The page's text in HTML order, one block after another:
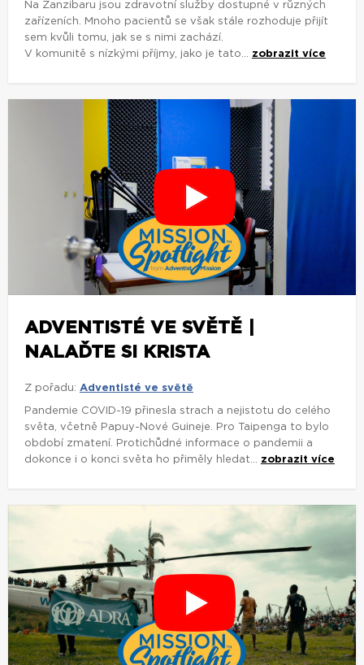
Na Zanzibaru jsou zdravotní služby dostupné v různých
zařízeních. Mnoho pacientů se však stále rozhoduje přijít
sem kvůli tomu, jak se s nimi zachází.
V komunitě s nízkými příjmy, jako je tato... zobrazit více
ADVENTISTÉ VE SVĚTĚ |
NALAĎTE SI KRISTA
Z pořadu: Adventisté ve světě
Pandemie COVID-19 přinesla strach a nejistotu do celého
světa, včetně Papuy-Nové Guineje. Pro Taipenga to bylo
období zmatení. Protichůdné informace o pandemii a
dokonce i o konci světa ho přiměly hledat... zobrazit více